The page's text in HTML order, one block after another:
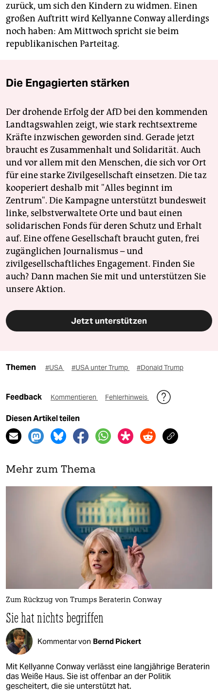
zurück, um sich den Kindern zu widmen. Einen
großen Auftritt wird Kellyanne Conway allerdings
noch haben: Am Mittwoch spricht sie beim
republikanischen Parteitag.
Die Engagierten stärken
Der drohende Erfolg der AfD bei den kommenden
Landtagswahlen zeigt, wie stark rechtsextreme
Kräfte inzwischen geworden sind. Gerade jetzt
braucht es Zusammenhalt und Solidarität. Auch
und vor allem mit den Menschen, die sich vor Ort
für eine starke Zivilgesellschaft einsetzen. Die taz
kooperiert deshalb mit "Alles beginnt im
Zentrum". Die Kampagne unterstützt bundesweit
linke, selbstverwaltete Orte und baut einen
solidarischen Fonds für deren Schutz und Erhalt
auf. Eine offene Gesellschaft braucht guten, frei
zugänglichen Journalismus – und
zivilgesellschaftliches Engagement. Finden Sie
auch? Dann machen Sie mit und unterstützen Sie
unsere Aktion.
Jetzt unterstützen
Themen #USA #USA unter Trump #Donald Trump
Feedback Kommentieren Fehlerhinweis
Diesen Artikel teilen
Mehr zum Thema
Zum Rückzug von Trumps Beraterin Conway
Sie hat nichts begriffen
Kommentar von Bernd Pickert
Mit Kellyanne Conway verlässt eine langjährige Beraterin
das Weiße Haus. Sie ist offenbar an der Politik
gescheitert, die sie unterstützt hat.